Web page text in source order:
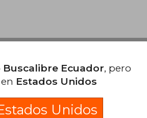
Buscalibre Ecuador, pero
Estados Unidos
Unidos